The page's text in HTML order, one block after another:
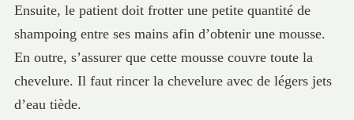
Ensuite, le patient doit frotter une petite quantité de
shampoing entre ses mains afin d’obtenir une mousse.
En outre, s’assurer que cette mousse couvre toute la
chevelure. Il faut rincer la chevelure avec de légers jets
d’eau tiède.